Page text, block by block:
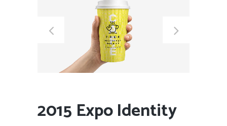
2015 Expo Identity